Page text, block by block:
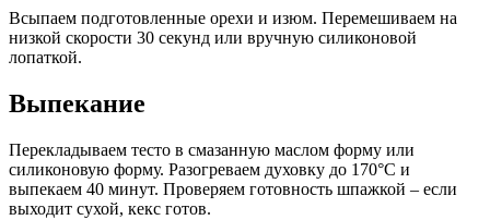
Всыпаем подготовленные орехи и изюм. Перемешиваем на
низкой скорости 30 секунд или вручную силиконовой
лопаткой.
Выпекание
Перекладываем тесто в смазанную маслом форму или
силиконовую форму. Разогреваем духовку до 170°C и
выпекаем 40 минут. Проверяем готовность шпажкой – если
выходит сухой, кекс готов.